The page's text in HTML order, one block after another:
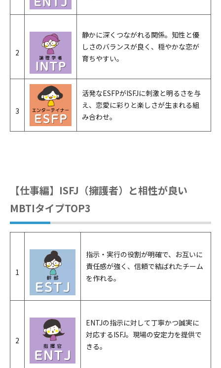
2
静かに深くつながれる関係。知性と優
しさのバランスが良く、穏やかな恋が
育ちやすい。
3
活発なESFPがISFJに刺激と明るさを与
え、恋愛に彩りと楽しさが生まれる組
み合わせ。
【仕事編】ISFJ（擁護者）と相性が良い
MBTIタイプTOP3
1
指示・実行の役割が明確で、お互いに
責任感が強く、信頼で結ばれたチーム
を作れる。
2
ENTJの指示に対して丁寧かつ誠実に
対応するISFJ。現場の安定力を提供で
きる。